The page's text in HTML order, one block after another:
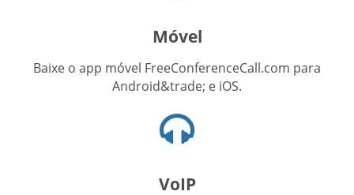
Móvel
Baixe o app móvel FreeConferenceCall.com para
Android&trade; e iOS.
de
VoIP